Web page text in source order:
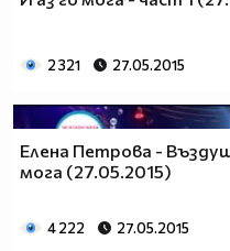
2 321 27.05.2015
Елена Петрова -
мога (27.05.2015)
4 222 27.05.2015